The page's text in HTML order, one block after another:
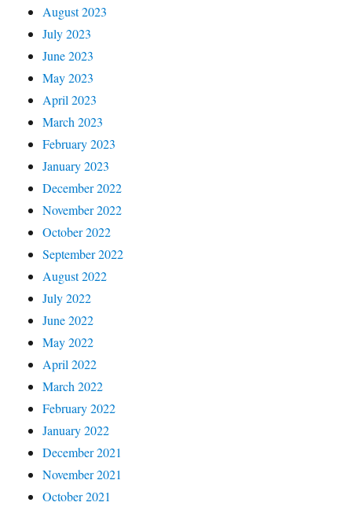
August 2023
July 2023
June 2023
May 2023
April 2023
March 2023
February 2023
January 2023
December 2022
November 2022
October 2022
September 2022
August 2022
July 2022
June 2022
May 2022
April 2022
March 2022
February 2022
January 2022
December 2021
November 2021
October 2021